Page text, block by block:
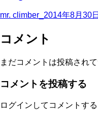
mr. climber_ 2014年8月30日
コメント
まだコメントは投稿されて
コメントを投稿する
ログインしてコメントする